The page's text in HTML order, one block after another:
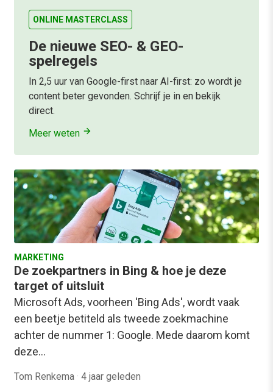
ONLINE MASTERCLASS
De nieuwe SEO- & GEO-
spelregels
In 2,5 uur van Google-first naar AI-first: zo wordt je
content beter gevonden. Schrijf je in en bekijk
direct.
Meer weten
MARKETING
De zoekpartners in Bing & hoe je deze
target of uitsluit
Microsoft Ads, voorheen 'Bing Ads', wordt vaak
een beetje betiteld als tweede zoekmachine
achter de nummer 1: Google. Mede daarom komt
deze…
Tom Renkema · 4 jaar geleden